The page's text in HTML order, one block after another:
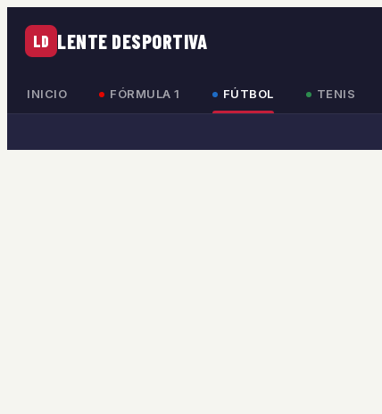
LD LENTE DESPORTIVA
INICIO FÓRMULA 1 FÚTBOL TENIS